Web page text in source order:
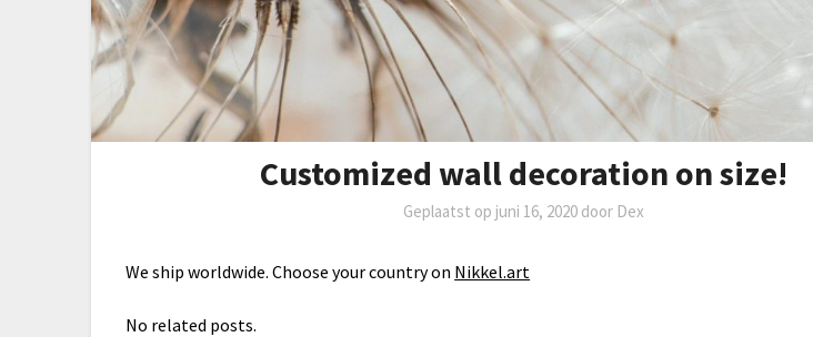
Customized wall decoration on size!
Geplaatst op juni 16, 2020door Dex
We ship worldwide. Choose your country on Nikkel.art
No related posts.